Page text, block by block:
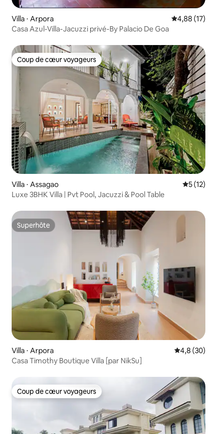
Villa ⋅ Arpora Évaluation
4,88 (17)
Casa Azul-Villa-Jacuzzi privé-By Palacio De Goa
Coup de cœur voyageurs
Coup de cœur voyageurs
Villa ⋅ Assagao
5 (12)
Luxe 3BHK Villa | Pvt Pool, Jacuzzi & Pool Table
Superhôte
Superhôte
Villa ⋅ Arpora Évaluation
4,8 (30)
Casa Timothy Boutique Villa [par NikSu]
Coup de cœur voyageurs
Coup de cœur voyageurs